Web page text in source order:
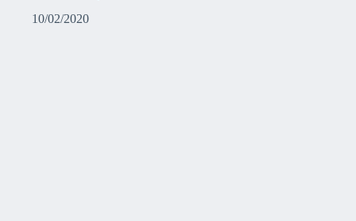
10/02/2020